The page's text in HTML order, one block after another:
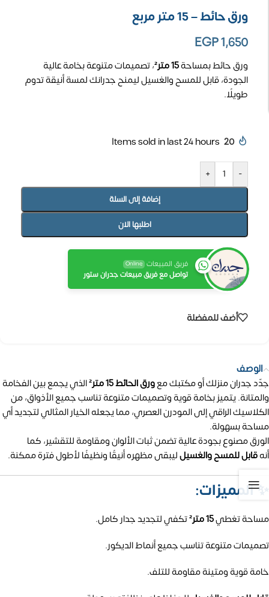
ورق حائط – 15 متر مربع
EGP1,650
ورق حائط بمساحة15 متر²
، تصميمات متنوعة بخامة عالية
الجودة، قابل للمسح والغسيل ليمنح جدرانك لمسة أنيقة تدوم
طويلًا.
20
Items sold in last 24 hours
-
+
إضافة إلى السلة
اطلبها الان
فريق المبيعات Online
تواصل مع فريق مبيعات جدران ستور
أضف للمفضلة
الوصف
جدّد جدران منزلك أو مكتبك معورق الحائط 15 متر²
الذي يجمع بين الفخامة
والمتانة. يتميز بخامة قوية وتصميمات متنوعة تناسب جميع الأذواق، من
الكلاسيك الراقي إلى المودرن العصري، مما يجعله الخيار المثالي لتجديد أي
مساحة بسهولة.
الورق مصنوع بجودة عالية تضمن ثبات الألوان ومقاومة للتقشير، كما
أنهقابل للمسح والغسيلليبقى مظهره أنيقًا ونظيفًا لأطول فترة ممكنة.
✨المميزات:
مساحة تغطي15 متر²
تكفي لتجديد جدار كامل.
تصميمات متنوعة تناسب جميع أنماط الديكور.
خامة قوية ومتينة مقاومة للتلف.